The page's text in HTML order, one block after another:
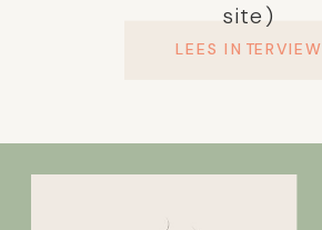
LEES INTERVIEW
site)